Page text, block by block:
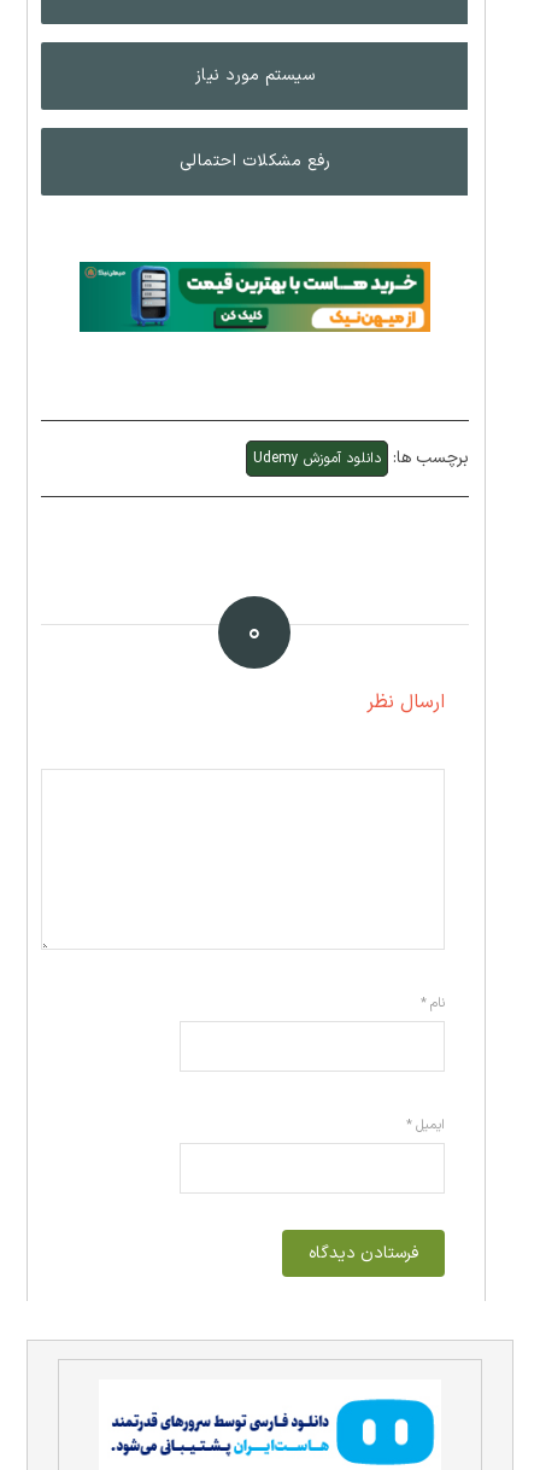
سیستم مورد نیاز
رفع مشکلات احتمالی
برچسب ها: دانلود آموزش Udemy
۰
ارسال نظر
نام*
ایمیل*